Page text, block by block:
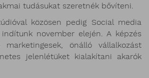
tudásukat szeretnék bővíteni.
közösen pedig Social media
november elején. A képzés
marketingesek, önálló vállalkozást
jelenlétüket kialakítani akarók